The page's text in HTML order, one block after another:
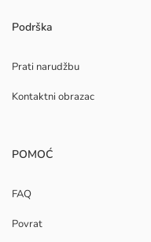
Podrška
Prati narudžbu
Kontaktni obrazac
POMOĆ
FAQ
Povrat